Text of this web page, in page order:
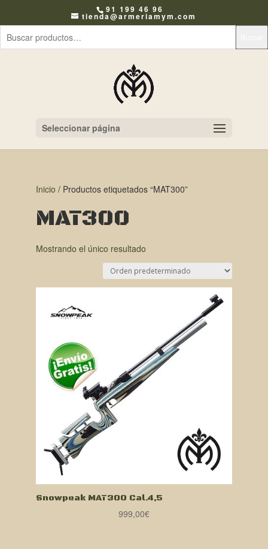
91 199 46 96
tienda@armeriamym.com
Seleccionar página
Inicio / Productos etiquetados “MAT300”
MAT300
Mostrando el único resultado
Snowpeak MAT300 Cal.4,5
999,00€